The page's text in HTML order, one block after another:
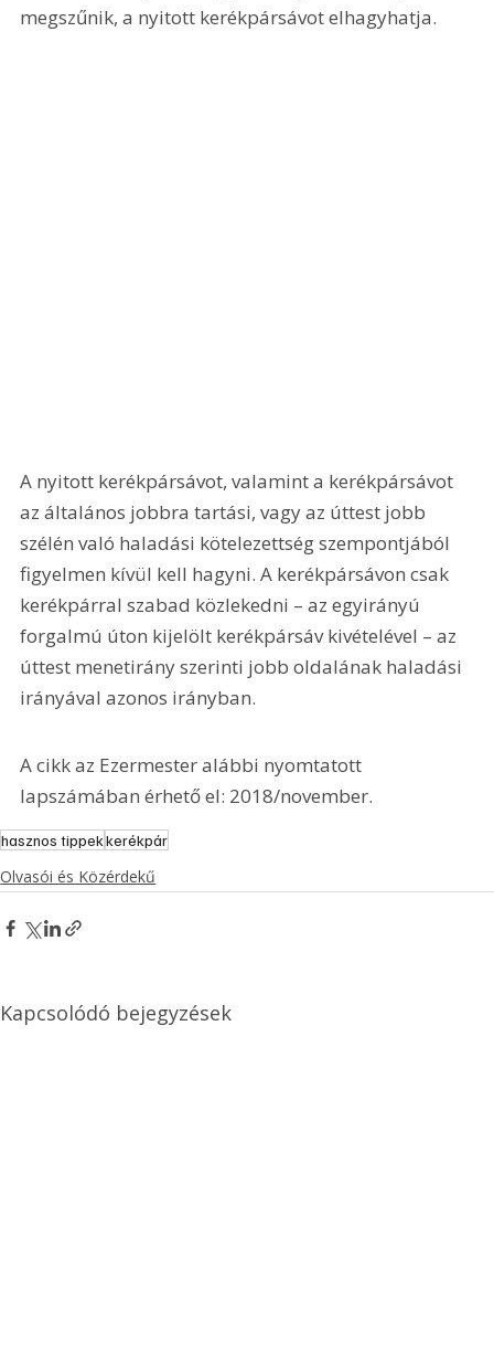
megszűnik, a nyitott kerékpársávot elhagyhatja.
A nyitott kerékpársávot, valamint a kerékpársávot
az általános jobbra tartási, vagy az úttest jobb
szélén való haladási kötelezettség szempontjából
figyelmen kívül kell hagyni. A kerékpársávon csak
kerékpárral szabad közlekedni – az egyirányú
forgalmú úton kijelölt kerékpársáv kivételével – az
úttest menetirány szerinti jobb oldalának haladási
irányával azonos irányban.
A cikk az Ezermester alábbi nyomtatott
lapszámában érhető el: 2018/november.
hasznos tippekkerékpár
Olvasói és Közérdekű
Kapcsolódó bejegyzések